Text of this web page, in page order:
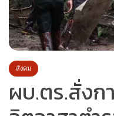
สังคม
ผบ.ตร.สั่งก